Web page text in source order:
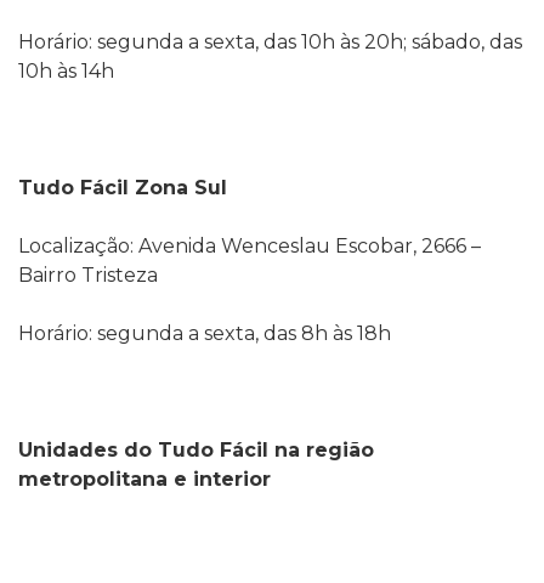
Horário: segunda a sexta, das 10h às 20h; sábado, das
10h às 14h
Tudo Fácil Zona Sul
Localização: Avenida Wenceslau Escobar, 2666 –
Bairro Tristeza
Horário: segunda a sexta, das 8h às 18h
Unidades do Tudo Fácil na região
metropolitana e interior